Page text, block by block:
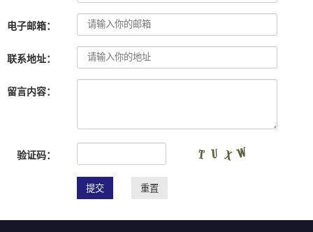
电子邮箱：
联系地址：
留言内容：
验证码：